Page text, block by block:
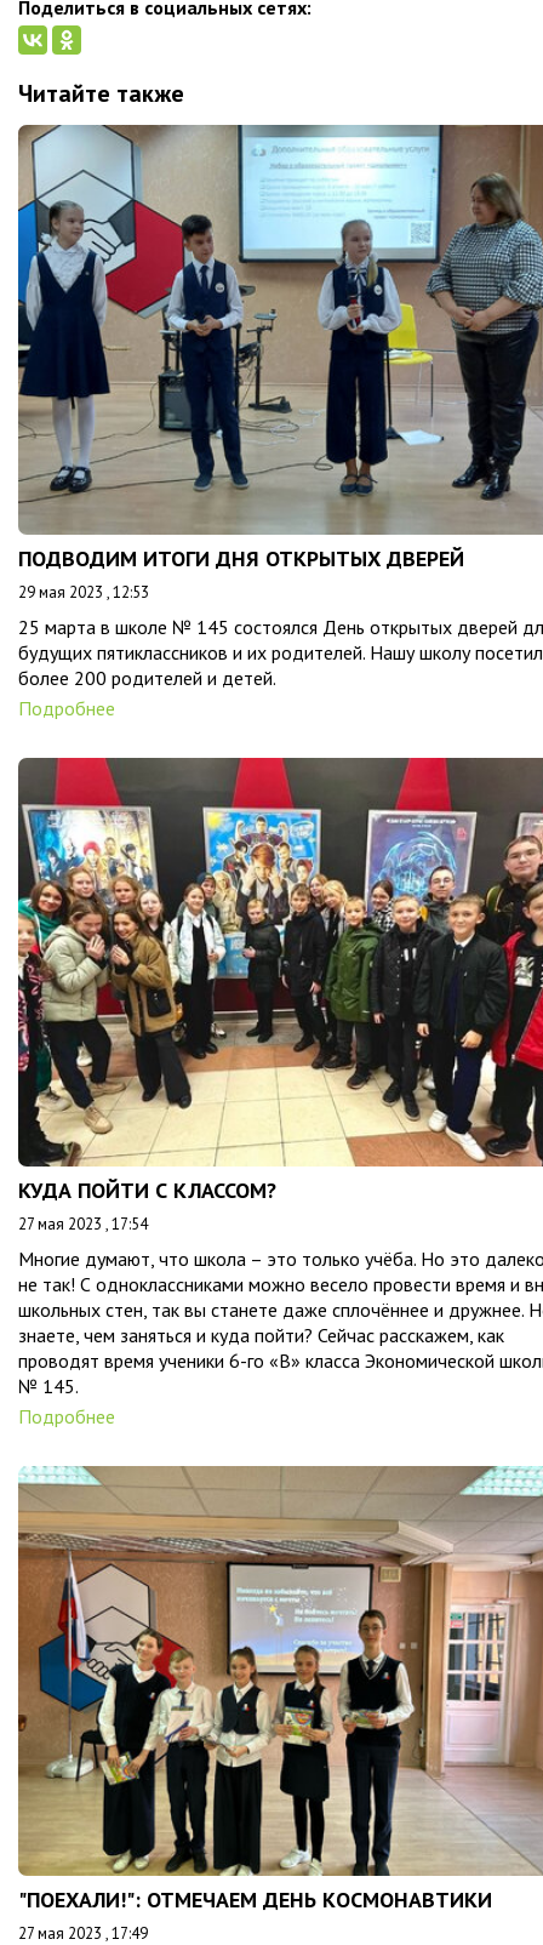
Поделиться в социальных сетях:
Читайте также
ПОДВОДИМ ИТОГИ ДНЯ ОТКРЫТЫХ ДВЕРЕЙ
29 мая 2023 , 12:53
25 марта в школе № 145 состоялся День открытых дверей
будущих пятиклассников и их родителей. Нашу школу
более 200 родителей и детей.
Подробнее
КУДА ПОЙТИ С КЛАССОМ?
27 мая 2023 , 17:54
Многие думают, что школа – это только учёба. Но это
не так! С одноклассниками можно весело провести время и
школьных стен, так вы станете даже сплочённее и дружнее.
знаете, чем заняться и куда пойти? Сейчас расскажем, как
проводят время ученики 6-го «В» класса Экономической
№ 145.
Подробнее
"ПОЕХАЛИ!": ОТМЕЧАЕМ ДЕНЬ КОСМОНАВТИКИ
27 мая 2023 , 17:49